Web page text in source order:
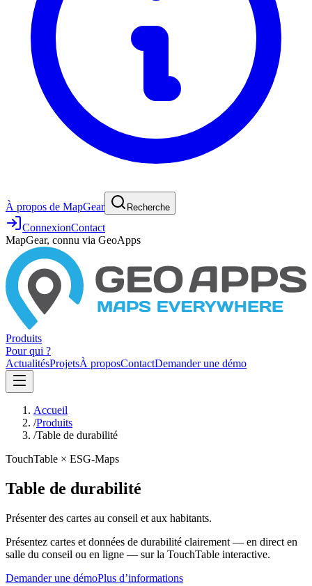
À propos de MapGear Recherche
ConnexionContact
MapGear, connu via GeoApps
Produits
Pour qui ?
ActualitésProjetsÀ proposContactDemander une démo
Accueil
/Produits
/Table de durabilité
TouchTable × ESG-Maps
Table de durabilité
Présenter des cartes au conseil et aux habitants.
Présentez cartes et données de durabilité clairement — en direct en
salle du conseil ou en ligne — sur la TouchTable interactive.
Demander une démoPlus d’informations